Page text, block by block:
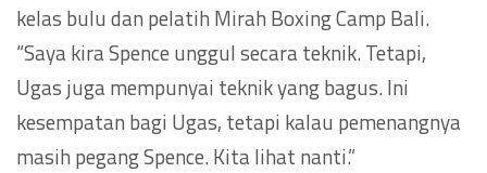
kelas bulu dan pelatih Mirah Boxing Camp Bali.
“Saya kira Spence unggul secara teknik. Tetapi,
Ugas juga mempunyai teknik yang bagus. Ini
kesempatan bagi Ugas, tetapi kalau pemenangnya
masih pegang Spence. Kita lihat nanti.”